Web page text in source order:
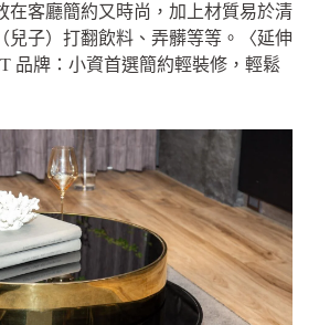
在客廳簡約又時尚，加上材質易於清
兒子）打翻飲料、弄髒等等。〈延伸
品牌：小資首選簡約輕裝修，輕鬆